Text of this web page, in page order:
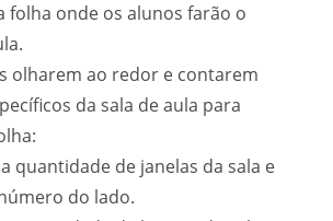
folha onde os alunos farão o
olharem ao redor e contarem
da sala de aula para
quantidade de janelas da sala e
do lado.